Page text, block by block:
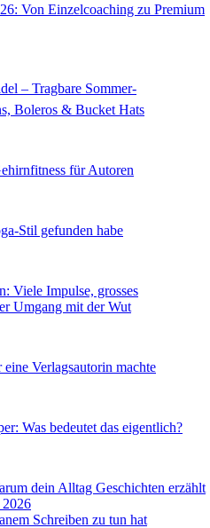
Von Einzelcoaching zu Premium
– Tragbare Sommer-
Boleros & Bucket Hats
für Autoren
Stil gefunden habe
Viele Impulse, grosses
Umgang mit der Wut
eine Verlagsautorin machte
Was bedeutet das eigentlich?
dein Alltag Geschichten erzählt
Schreiben zu tun hat